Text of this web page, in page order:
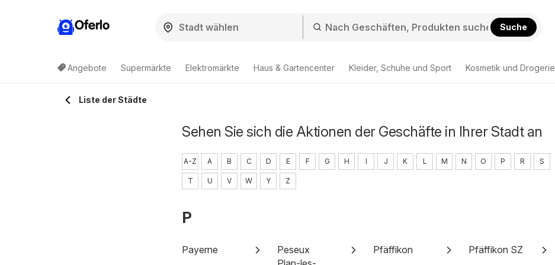
Oferlo Suche
Angebote Supermärkte Elektromärkte Haus & Gartencenter Kleider, Schuhe und Sport Kosmetik und Drogerie
Liste der Städte
Sehen Sie sich die Aktionen der Geschäfte in Ihrer Stadt an
A-Z A B C D E F G H I J K L M N O P R S
T U V W Y Z
P
Payerne Peseux Pfäffikon
Pfäffikon SZ